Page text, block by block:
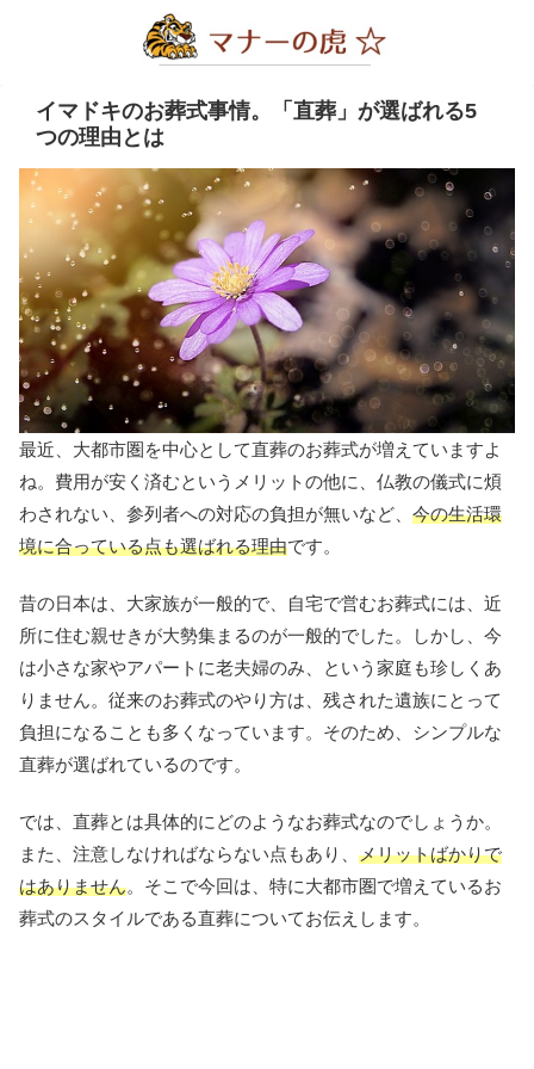
イマドキのお葬式事情。「直葬」が選ばれる5
つの理由とは
最近、大都市圏を中心として直葬のお葬式が増えていますよ
ね。費用が安く済むというメリットの他に、仏教の儀式に煩
わされない、参列者への対応の負担が無いなど、 今の生活環
境に合っている点も選ばれる理由です。
昔の日本は、大家族が一般的で、自宅で営むお葬式には、近
所に住む親せきが大勢集まるのが一般的でした。しかし、今
は小さな家やアパートに老夫婦のみ、という家庭も珍しくあ
りません。従来のお葬式のやり方は、残された遺族にとって
負担になることも多くなっています。そのため、シンプルな
直葬が選ばれているのです。
では、直葬とは具体的にどのようなお葬式なのでしょうか。
また、注意しなければならない点もあり、 メリットばかりで
はありません。そこで今回は、特に大都市圏で増えているお
葬式のスタイルである直葬についてお伝えします。